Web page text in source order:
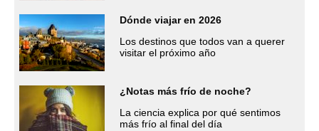
Dónde viajar en 2026
Los destinos que todos van a querer
visitar el próximo año
¿Notas más frío de noche?
La ciencia explica por qué sentimos
más frío al final del día